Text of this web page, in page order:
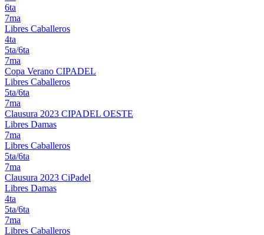
6ta
7ma
Libres Caballeros
4ta
5ta/6ta
7ma
Copa Verano CIPADEL
Libres Caballeros
5ta/6ta
7ma
Clausura 2023 CIPADEL OESTE
Libres Damas
7ma
Libres Caballeros
5ta/6ta
7ma
Clausura 2023 CiPadel
Libres Damas
4ta
5ta/6ta
7ma
Libres Caballeros